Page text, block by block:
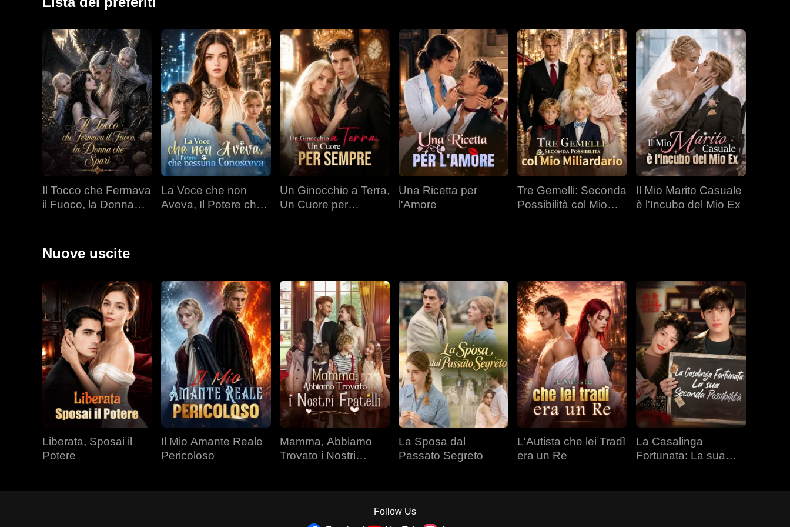
Il Tocco che Fermava
il Fuoco, la Donna
La Voce che non
Aveva, Il Potere che
Un Ginocchio a Terra,
Un Cuore per
Una Ricetta per
l'Amore
Tre Gemelli: Seconda
Possibilità col Mio
Il Mio Marito Casuale
è l'Incubo del Mio Ex
Nuove uscite
Liberata, Sposai il
Potere
Il Mio Amante Reale
Pericoloso
Mamma, Abbiamo
Trovato i Nostri
La Sposa dal
Passato Segreto
L'Autista che lei Tradì
era un Re
La Casalinga
Fortunata: La sua
Follow Us